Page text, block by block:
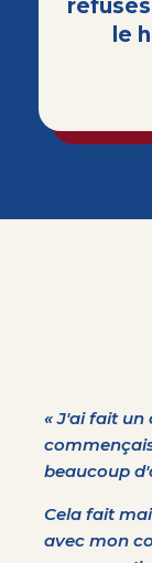
le
« J'ai fait un
beaucoup
Cela fait
avec mon